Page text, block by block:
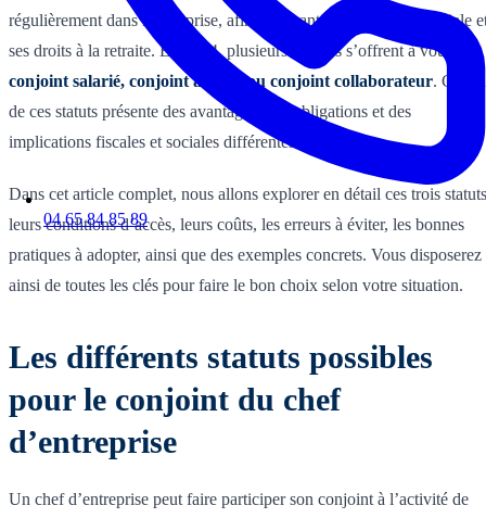
04 65 84 85 89
régulièrement dans l’entreprise, afin de garantir sa protection sociale
ses droits à la retraite. En 2024, plusieurs options s’offrent à vous :
conjoint salarié, conjoint associé ou conjoint collaborateur.
de ces statuts présente des avantages, des obligations et des
implications fiscales et sociales différentes.
Dans cet article complet, nous allons explorer en détail ces trois
leurs conditions d’accès, leurs coûts, les erreurs à éviter, les bonnes
pratiques à adopter, ainsi que des exemples concrets. Vous disposerez
ainsi de toutes les clés pour faire le bon choix selon votre situation.
Les différents statuts possibles
pour le conjoint du chef
d’entreprise
Un chef d’entreprise peut faire participer son conjoint à l’activité de